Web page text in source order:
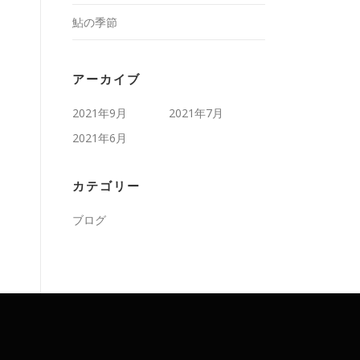
鮎の季節
アーカイブ
2021年9月
2021年7月
2021年6月
カテゴリー
ブログ